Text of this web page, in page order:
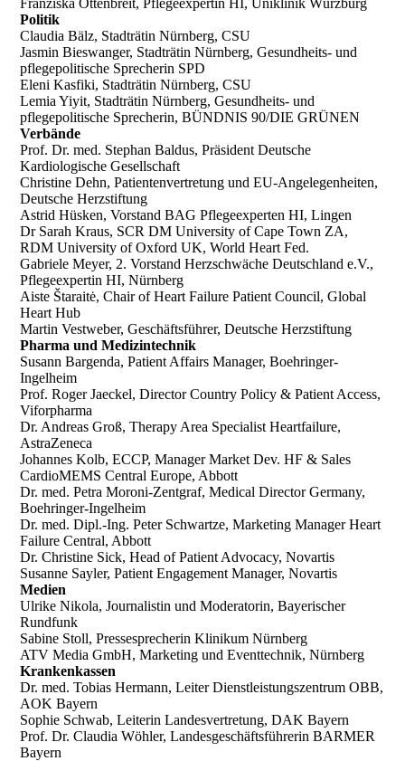
Politik
Claudia Bälz, Stadträtin Nürnberg, CSU
Jasmin Bieswanger, Stadträtin Nürnberg, Gesundheits- und
pflegepolitische Sprecherin SPD
Eleni Kasfiki, Stadträtin Nürnberg, CSU
Lemia Yiyit, Stadträtin Nürnberg, Gesundheits- und
pflegepolitische Sprecherin, BÜNDNIS 90/DIE GRÜNEN
Verbände
Prof. Dr. med. Stephan Baldus, Präsident Deutsche
Kardiologische Gesellschaft
Christine Dehn, Patientenvertretung und EU-Angelegenheiten,
Deutsche Herzstiftung
Astrid Hüsken, Vorstand BAG Pflegeexperten HI, Lingen
Dr Sarah Kraus, SCR DM University of Cape Town ZA,
RDM University of Oxford UK, World Heart Fed.
Gabriele Meyer, 2. Vorstand Herzschwäche Deutschland e.V.,
Pflegeexpertin HI, Nürnberg
Aiste Štaraitė, Chair of Heart Failure Patient Council, Global
Heart Hub
Martin Vestweber, Geschäftsführer, Deutsche Herzstiftung
Pharma und Medizintechnik
Susann Bargenda, Patient Affairs Manager, Boehringer-
Ingelheim
Prof. Roger Jaeckel, Director Country Policy & Patient Access,
Viforpharma
Dr. Andreas Groß, Therapy Area Specialist Heartfailure,
AstraZeneca
Johannes Kolb, ECCP, Manager Market Dev. HF & Sales
CardioMEMS Central Europe, Abbott
Dr. med. Petra Moroni-Zentgraf, Medical Director Germany,
Boehringer-Ingelheim
Dr. med. Dipl.-Ing. Peter Schwartze, Marketing Manager Heart
Failure Central, Abbott
Dr. Christine Sick, Head of Patient Advocacy, Novartis
Susanne Sayler, Patient Engagement Manager, Novartis
Medien
Ulrike Nikola, Journalistin und Moderatorin, Bayerischer
Rundfunk
Sabine Stoll, Pressesprecherin Klinikum Nürnberg
ATV Media GmbH, Marketing und Eventtechnik, Nürnberg
Krankenkassen
Dr. med. Tobias Hermann, Leiter Dienstleistungszentrum OBB,
AOK Bayern
Sophie Schwab, Leiterin Landesvertretung, DAK Bayern
Prof. Dr. Claudia Wöhler, Landesgeschäftsführerin BARMER
Bayern